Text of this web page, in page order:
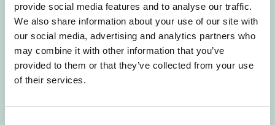
provide social media features and to analyse our traffic.
We also share information about your use of our site with
our social media, advertising and analytics partners who
may combine it with other information that you’ve
provided to them or that they’ve collected from your use
of their services.
Välj önskat arbetsområde
Välj önskad anställningsform
+46